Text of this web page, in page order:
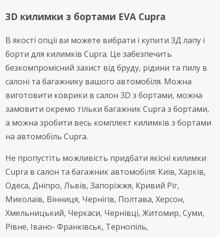
3D килимки з бортами EVA Cupra
В якості опції ви можете вибрати і купити 3Д лапу і
борти для килимків Cupra. Це забезпечить
безкомпромісний захист від бруду, рідини та пилу в
салоні та багажнику вашого автомобіля. Можна
виготовити коврики в салон 3D з бортами, можна
замовити окремо тільки багажник Cupra з бортами,
а можна зробити весь комплект килимків з бортами
на автомобіль Cupra.
Не пропустіть можливість придбати якісні килимки
Cupra в салон та багажник автомобіля: Київ, Харків,
Одеса, Дніпро, Львів, Запоріжжя, Кривий Ріг,
Миколаїв, Вінниця, Чернігів, Полтава, Херсон,
Хмельницький, Черкаси, Чернівці, Житомир, Суми,
Рівне, Івано- Франківськ, Тернопіль,